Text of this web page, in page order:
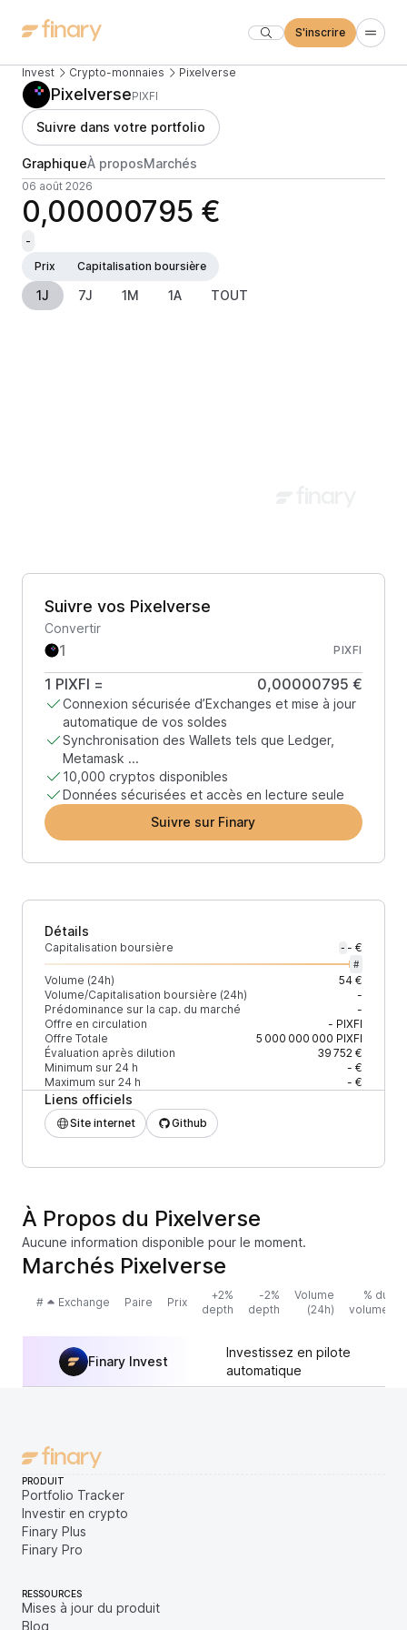
S'inscrire
Invest Crypto-monnaies Pixelverse
PixelversePIXFI
Suivre dans votre portfolio
GraphiqueÀ proposMarchés
06 août 2026
0,00000795 €
-
Prix
Capitalisation boursière
1J 7J 1M 1A TOUT
Suivre vos Pixelverse
Convertir
PIXFI
1 PIXFI = 0,00000795 €
Connexion sécurisée d’Exchanges et mise à jour
automatique de vos soldes
Synchronisation des Wallets tels que Ledger,
Metamask ...
10,000 cryptos disponibles
Données sécurisées et accès en lecture seule
Suivre sur Finary
Détails
Capitalisation boursière - - €
#
Volume (24h)
54 €
Volume/Capitalisation boursière (24h)
-
Prédominance sur la cap. du marché
-
Offre en circulation
- PIXFI
Offre Totale
5 000 000 000 PIXFI
Évaluation après dilution
39 752 €
Minimum sur 24 h
- €
Maximum sur 24 h
- €
Liens officiels
Site internet Github
À Propos du Pixelverse
Aucune information disponible pour le moment.
Marchés Pixelverse
# Exchange Paire Prix
+2%
depth
-2%
depth
Volume
(24h)
% du
volume
Finary Invest
Investissez en pilote
automatique
PRODUIT
Portfolio Tracker
Investir en crypto
Finary Plus
Finary Pro
RESSOURCES
Mises à jour du produit
Blog